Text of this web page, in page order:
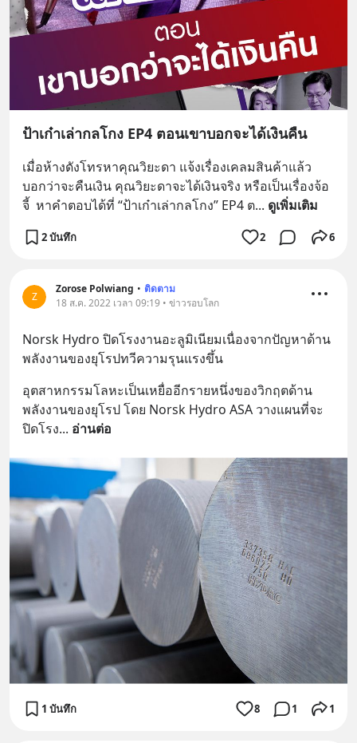
ป้าเก๋าเล่ากลโกง EP4 ตอนเขาบอกจะได้เงินคืน
เมื่อห้างดังโทรหาคุณวิยะดา แจ้งเรื่องเคลมสินค้าแล้ว
บอกว่าจะคืนเงิน คุณวิยะดาจะได้เงินจริง หรือเป็นเรื่องจ้อ
จี้  หาคำตอบได้ที่ “ป้าเก๋าเล่ากลโกง” EP4 ต... ดูเพิ่มเติม
2 บันทึก 2 6
Z
Zorose Polwiang • ติดตาม
18 ส.ค. 2022 เวลา 09:19 • ข่าวรอบโลก
Norsk Hydro ปิดโรงงานอะลูมิเนียมเนื่องจากปัญหาด้าน
พลังงานของยุโรปทวีความรุนแรงขึ้น
อุตสาหกรรมโลหะเป็นเหยื่ออีกรายหนึ่งของวิกฤตด้าน
พลังงานของยุโรป โดย Norsk Hydro ASA วางแผนที่จะ
ปิดโรง... อ่านต่อ
1 บันทึก 8 1 1